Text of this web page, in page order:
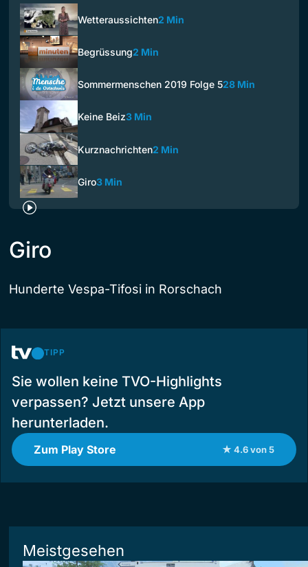
Wetteraussichten2 Min
Begrüssung2 Min
Sommermenschen 2019 Folge 528 Min
Keine Beiz3 Min
Kurznachrichten2 Min
Giro3 Min
Giro
Hunderte Vespa-Tifosi in Rorschach
TIPP
Sie wollen keine TVO-Highlights
verpassen? Jetzt unsere App
herunterladen.
Zum Play Store ★ 4.6 von 5
Meistgesehen